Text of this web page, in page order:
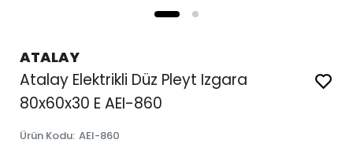
ATALAY
Atalay Elektrikli Düz Pleyt Izgara
80x60x30 E AEI-860
Ürün Kodu: AEI-860